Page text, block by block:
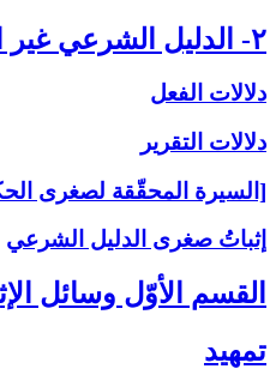
۲- الدليل الشرعي غير اللفظي
دلالات الفعل
دلالات التقرير
[السيرة المحقّقة لصغرى
إثباتُ‏ صغرى‏ الدليل الشرعي‏
القسم الأوّل وسائل
تمهيد